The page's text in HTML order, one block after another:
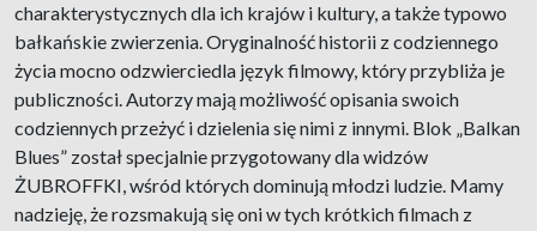
charakterystycznych dla ich krajów i kultury, a także typowo
bałkańskie zwierzenia. Oryginalność historii z codziennego
życia mocno odzwierciedla język filmowy, który przybliża je
publiczności. Autorzy mają możliwość opisania swoich
codziennych przeżyć i dzielenia się nimi z innymi. Blok „Balkan
Blues” został specjalnie przygotowany dla widzów
ŻUBROFFKI, wśród których dominują młodzi ludzie. Mamy
nadzieję, że rozsmakują się oni w tych krótkich filmach z